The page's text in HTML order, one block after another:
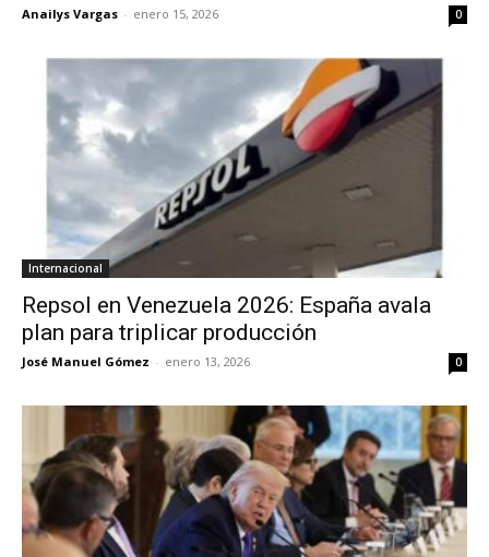
Anailys Vargas - enero 15, 2026 0
Internacional
Repsol en Venezuela 2026: España avala
plan para triplicar producción
José Manuel Gómez - enero 13, 2026 0